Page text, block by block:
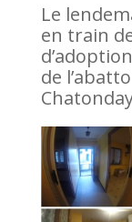
Le
en train
de